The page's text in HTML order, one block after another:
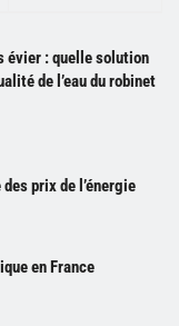
évier : quelle solution
de l’eau du robinet
prix de l’énergie
en France